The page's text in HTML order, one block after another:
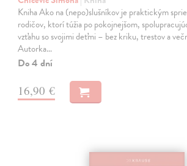
Kniha Ako na (nepo)slušníkov je praktickým
rodičov, ktorí túžia po pokojnejšom,
vzťahu so svojimi deťmi – bez kriku, trestov a
Autorka…
Do 4 dní
16,90 €